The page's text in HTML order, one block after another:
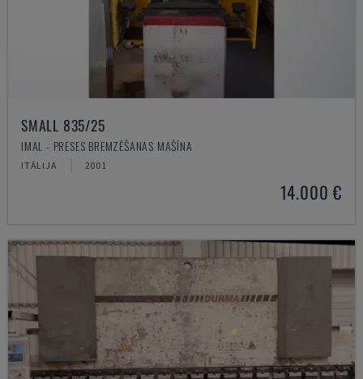
SMALL 835/25
IMAL - PRESES BREMZĒŠANAS MAŠĪNA
ITĀLIJA 2001
14.000 €